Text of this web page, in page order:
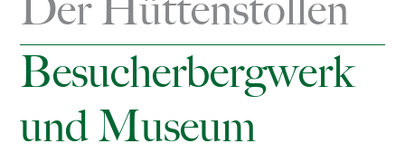
Besucherbergwerk
und Museum